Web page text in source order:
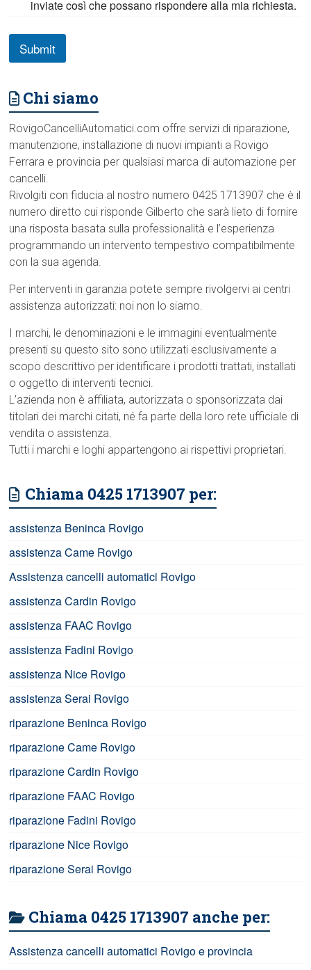
e
c
t
t
a
i
o
n
e
i
c
h
i
e
s
t
a
inviate così che possano rispondere alla mia richiesta.
Submit
Chi siamo
RovigoCancelliAutomatici.com offre servizi di riparazione,
manutenzione, installazione di nuovi impianti a Rovigo
Ferrara e provincia per qualsiasi marca di automazione per
cancelli.
Rivolgiti con fiducia al nostro numero 0425 1713907 che è il
numero diretto cui risponde Gilberto che sarà lieto di fornire
una risposta basata sulla professionalità e l’esperienza
programmando un intervento tempestivo compatibilmente
con la sua agenda.
Per interventi in garanzia potete sempre rivolgervi ai centri
assistenza autorizzati: noi non lo siamo.
I marchi, le denominazioni e le immagini eventualmente
presenti su questo sito sono utilizzati esclusivamente a
scopo descrittivo per identificare i prodotti trattati, installati
o oggetto di interventi tecnici.
L’azienda non è affiliata, autorizzata o sponsorizzata dai
titolari dei marchi citati, né fa parte della loro rete ufficiale di
vendita o assistenza.
Tutti i marchi e loghi appartengono ai rispettivi proprietari.
Chiama 0425 1713907 per:
assistenza Beninca Rovigo
assistenza Came Rovigo
Assistenza cancelli automatici Rovigo
assistenza Cardin Rovigo
assistenza FAAC Rovigo
assistenza Fadini Rovigo
assistenza Nice Rovigo
assistenza Serai Rovigo
riparazione Beninca Rovigo
riparazione Came Rovigo
riparazione Cardin Rovigo
riparazione FAAC Rovigo
riparazione Fadini Rovigo
riparazione Nice Rovigo
riparazione Serai Rovigo
Chiama 0425 1713907 anche per:
Assistenza cancelli automatici Rovigo e provincia